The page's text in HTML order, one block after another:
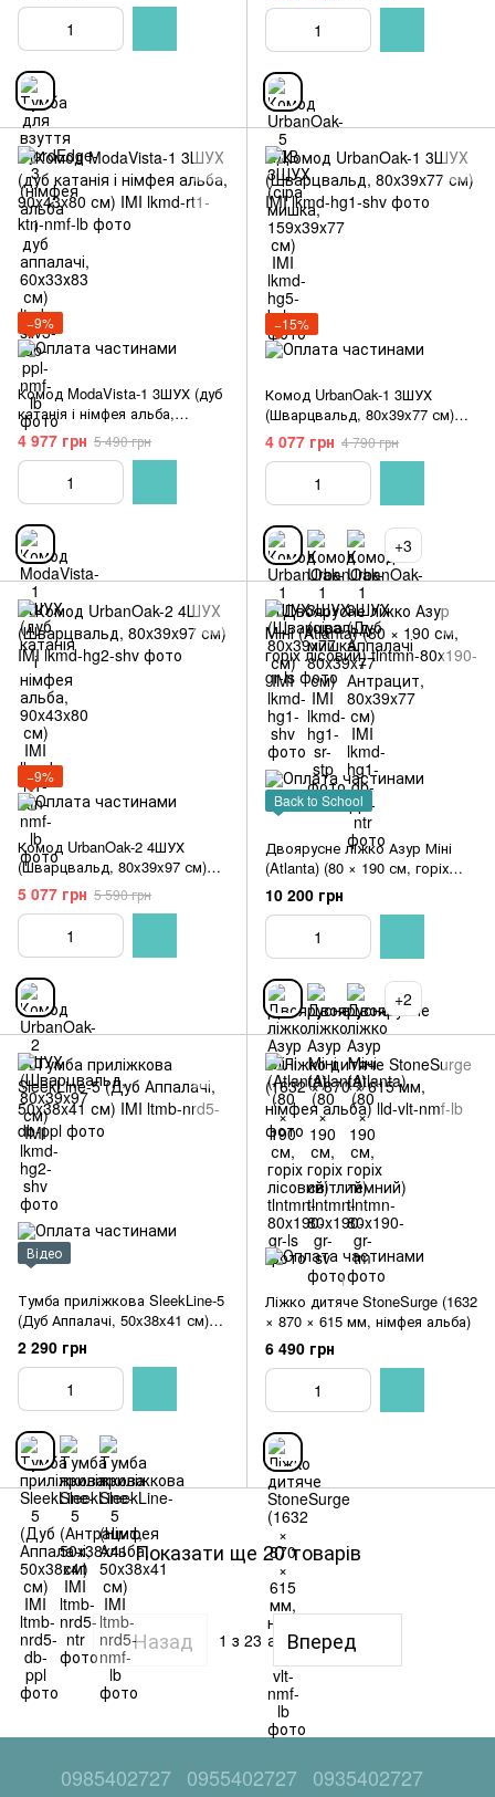
−9%
Комод ModaVista-1 3ШУХ (дуб
катанія і німфея альба,
90x43x80 см) IMI
4 977 грн 5 490 грн
−15%
Комод UrbanOak-1 3ШУХ
(Шварцвальд, 80x39x77 см)
IMI
4 077 грн 4 790 грн
+3
−9%
Комод UrbanOak-2 4ШУХ
(Шварцвальд, 80x39x97 см)
IMI
5 077 грн 5 590 грн
Back to School
Двоярусне ліжко Азур Міні
(Atlanta) (80 × 190 см, горіх
лісовий)
10 200 грн
+2
Відео
Тумба приліжкова SleekLine-5
(Дуб Аппалачі, 50x38x41 см)
IMI
2 290 грн
1
Ліжко дитяче StoneSurge (1632
× 870 × 615 мм, німфея альба)
6 490 грн
Показати ще 20 товарів
Назад 1 з 23 Вперед
0985402727 0955402727 0935402727